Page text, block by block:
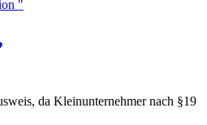
da Kleinunternehmer nach §19